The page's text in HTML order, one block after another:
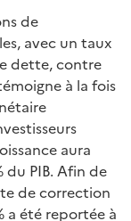
de
avec un taux
dette, contre
à la fois
aura
PIB. Afin de
de correction
a été reportée à